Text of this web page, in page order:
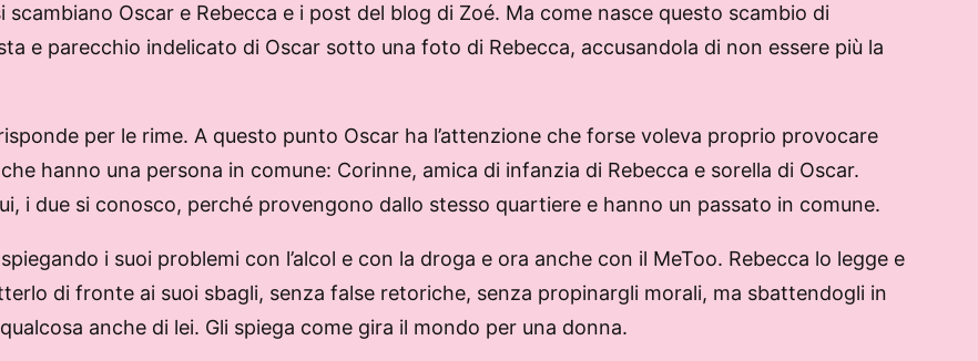
scambiano Oscar e Rebecca e i post del blog di Zoé. Ma come nasce questo scambio di
e parecchio indelicato di Oscar sotto una foto di Rebecca, accusandola di non essere più la
per le rime. A questo punto Oscar ha l’attenzione che forse voleva proprio provocare
hanno una persona in comune: Corinne, amica di infanzia di Rebecca e sorella di Oscar.
i due si conosco, perché provengono dallo stesso quartiere e hanno un passato in comune.
i suoi problemi con l’alcol e con la droga e ora anche con il MeToo. Rebecca lo legge e
di fronte ai suoi sbagli, senza false retoriche, senza propinargli morali, ma sbattendogli in
anche di lei. Gli spiega come gira il mondo per una donna.